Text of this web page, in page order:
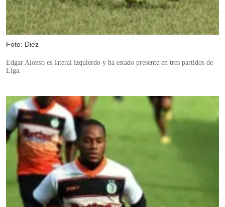
Foto: Diez
Edgar Alonso es lateral izquierdo y ha estado presente en tres partidos de
Liga.